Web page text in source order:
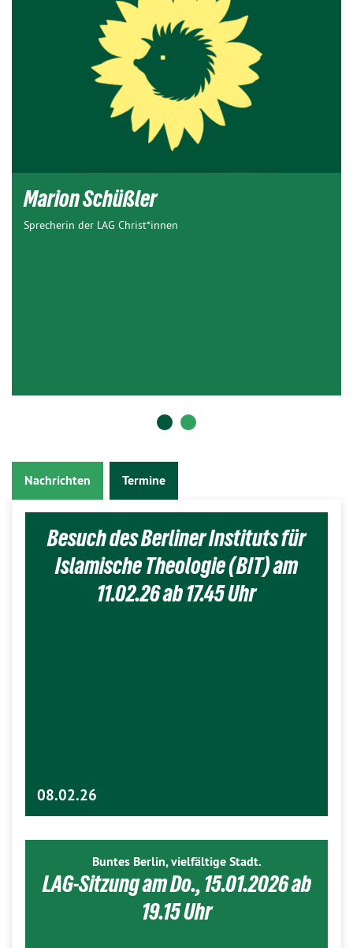
Marion Schüßler
Sprecherin der LAG Christ*innen
Nachrichten Termine
Besuch des Berliner Instituts für
Islamische Theologie (BIT) am
11.02.26 ab 17.45 Uhr
08.02.26
Buntes Berlin, vielfältige Stadt.
LAG-Sitzung am Do., 15.01.2026 ab
19.15 Uhr